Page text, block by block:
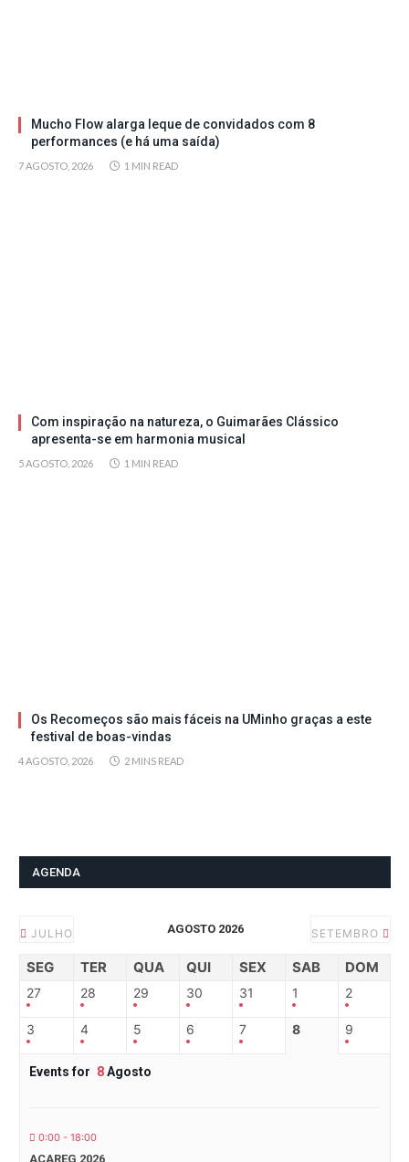
Mucho Flow alarga leque de convidados com 8
performances (e há uma saída)
7 AGOSTO, 2026 1 MIN READ
Com inspiração na natureza, o Guimarães Clássico
apresenta-se em harmonia musical
5 AGOSTO, 2026 1 MIN READ
Os Recomeços são mais fáceis na UMinho graças a este
festival de boas-vindas
4 AGOSTO, 2026 2 MINS READ
AGENDA
JULHO AGOSTO 2026 SETEMBRO
SEG TER QUA QUI SEX SAB DOM
27 28 29 30 31 1 2
3 4 5 6 7 8 9
Events for 8Agosto
0:00 - 18:00
ACAREG 2026